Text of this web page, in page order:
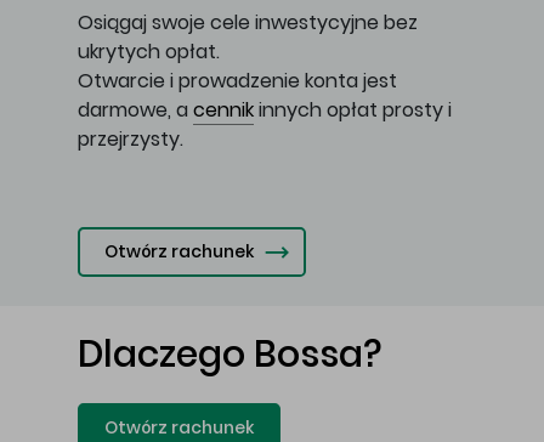
Osiągaj swoje cele inwestycyjne bez
ukrytych opłat.
Otwarcie i prowadzenie konta jest
darmowe, a cennikinnych opłat prosty i
przejrzysty.
Otwórz rachunek
Dlaczego Bossa?
Otwórz rachunek